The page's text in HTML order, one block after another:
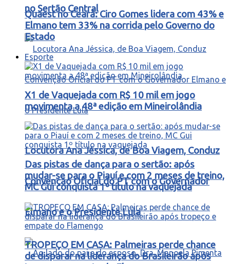
no Sertão Central
Locutora Ana Jéssica, de Boa Viagem, Conduz
Convenção Oficial do PT com o Governador
Elmano e o Presidente Lula
Quaest no Ceará: Ciro Gomes lidera com 43% e
Elmano tem 33% na corrida pelo Governo do
Estado
Esporte
X1 de Vaquejada com R$ 10 mil em jogo
movimenta a 48ª edição em Mineirolândia
Das pistas de dança para o sertão: após
mudar-se para o Piauí e com 2 meses de treino,
MC Gui conquista 1º título na vaquejada
TROPEÇO EM CASA: Palmeiras perde chance
de disparar na liderança do Brasileirão após